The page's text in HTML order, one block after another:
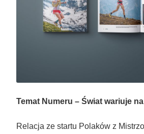
Temat Numeru – Świat wariuje
Relacja ze startu Polaków z